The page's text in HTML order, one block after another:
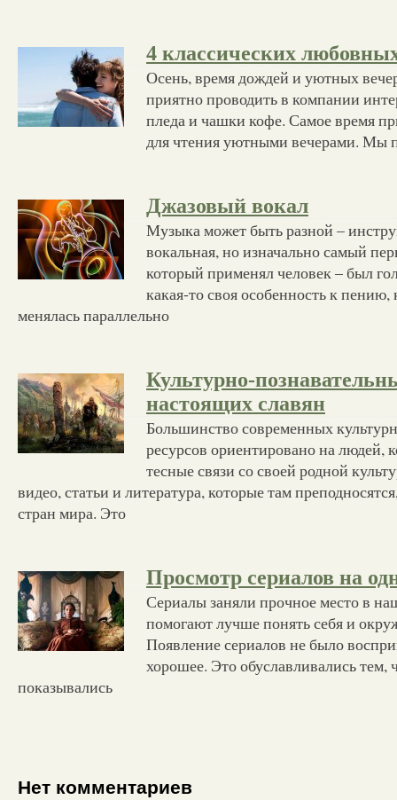
4 классических
Осень, время дождей и уютных
приятно проводить в компании
пледа и чашки кофе. Самое время
для чтения уютными вечерами. Мы
Джазовый вокал
Музыка может быть разной –
вокальная, но изначально самый
который применял человек – был
какая-то своя особенность к пению,
менялась параллельно
Культурно-
настоящих славян
Большинство современных
ресурсов ориентировано на людей,
тесные связи со своей родной
видео, статьи и литература, которые там
стран мира. Это
Просмотр сериалов на
Сериалы заняли прочное место в
помогают лучше понять себя и
Появление сериалов не было
хорошее. Это обуславливались тем,
показывались
Нет комментариев